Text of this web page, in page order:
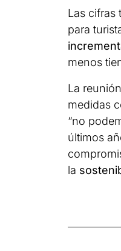
Las cifras
para
menos
La
medidas
“no
últimos
la